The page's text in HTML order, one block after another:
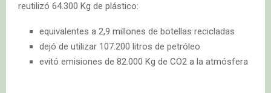
reutilizó 64.300 Kg de plástico:
equivalentes a 2,9 millones de botellas recicladas
dejó de utilizar 107.200 litros de petróleo
evitó emisiones de 82.000 Kg de CO2 a la atmósfera